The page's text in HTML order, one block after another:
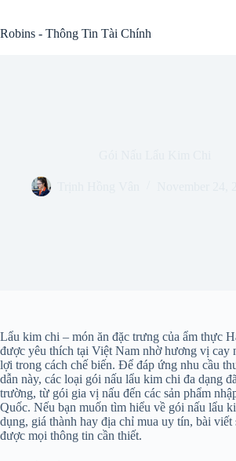
content
Robins - Thông Tin Tài Chính
Lẩu kim chi – món ăn đặc trưng của ẩm thực
được yêu thích tại Việt Nam nhờ hương vị cay
lợi trong cách chế biến. Để đáp ứng nhu cầu
dẫn này, các loại gói nấu lẩu kim chi đa dạng
trường, từ gói gia vị nấu đến các sản phẩm
Quốc. Nếu bạn muốn tìm hiểu về gói nấu lẩu
dụng, giá thành hay địa chỉ mua uy tín, bài viết
được mọi thông tin cần thiết.